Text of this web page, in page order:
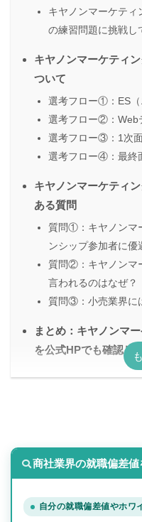
キヤノンマーケティ
の練習問題に挑戦し
キヤノンマーケティ
ついて
選考フロー①：ES（
選考フロー②：Web
選考フロー③：1次
選考フロー④：最終
キヤノンマーケティ
ある質問
質問①：キヤノンマ
ンシップ参加者に優
質問②：キヤノンマ
言われるのはなぜ？
質問③：小売業界に
まとめ：キヤノンマ
を公式HPでも確認し
商社業界の就職偏差
自分の就職偏差値やホワ